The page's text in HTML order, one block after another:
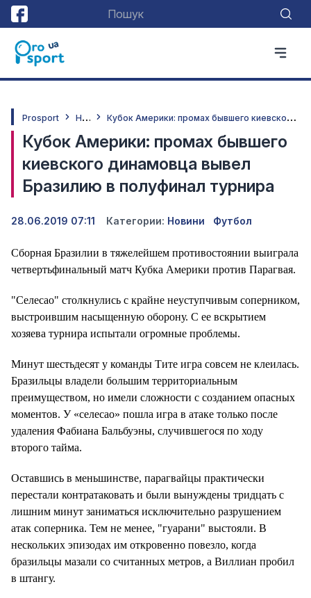
Prosport Н
овини К
убок Америки: промах бывшего киевского динамовца вывел Бразилию в полуфинал турнира
Кубок Америки: промах бывшего
киевского динамовца вывел
Бразилию в полуфинал турнира
28.06.2019 07:11 Категории: Новини Футбол
Сборная Бразилии в тяжелейшем противостоянии выиграла
четвертьфинальный матч Кубка Америки против Парагвая.
"Селесао" столкнулись с крайне неуступчивым соперником,
выстроившим насыщенную оборону. С ее вскрытием
хозяева турнира испытали огромные проблемы.
Минут шестьдесят у команды Тите игра совсем не клеилась.
Бразильцы владели большим территориальным
преимуществом, но имели сложности с созданием опасных
моментов. У «селесао» пошла игра в атаке только после
удаления Фабиана Бальбуэны, случившегося по ходу
второго тайма.
Оставшись в меньшинстве, парагвайцы практически
перестали контратаковать и были вынуждены тридцать с
лишним минут заниматься исключительно разрушением
атак соперника. Тем не менее, "гуарани" выстояли. В
нескольких эпизодах им откровенно повезло, когда
бразильцы мазали со считанных метров, а Виллиан пробил
в штангу.